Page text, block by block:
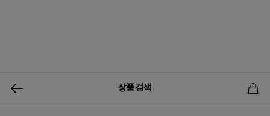
상품검색